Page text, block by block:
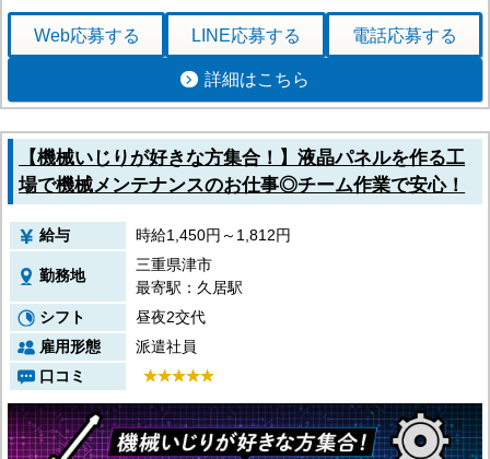
Web応募する LINE応募する 電話応募する
詳細はこちら
【機械いじりが好きな方集合！】液晶パネルを作る工
場で機械メンテナンスのお仕事◎チーム作業で安心！
給与 時給1,450円～1,812円
勤務地
三重県津市
最寄駅：久居駅
シフト
昼夜2交代
雇用形態
派遣社員
口コミ